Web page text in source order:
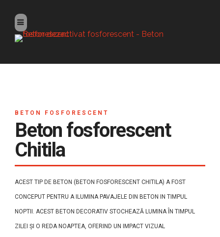
BETON FOSFORESCENT
Beton fosforescent
Chitila
ACEST TIP DE BETON (BETON FOSFORESCENT CHITILA) A FOST
CONCEPUT PENTRU A ILUMINA PAVAJELE DIN BETON IN TIMPUL
NOPTII. ACEST BETON DECORATIV STOCHEAZĂ LUMINA ÎN TIMPUL
ZILEI ȘI O REDA NOAPTEA, OFERIND UN IMPACT VIZUAL